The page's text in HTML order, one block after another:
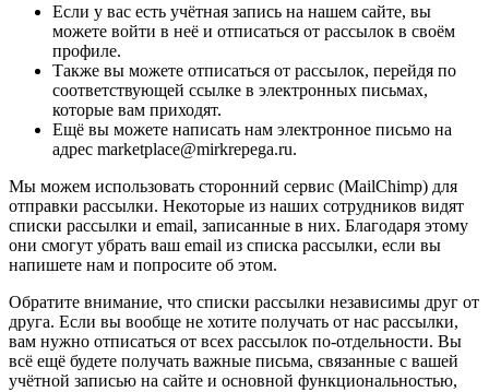
Если у вас есть учётная запись на нашем сайте, вы
можете войти в неё и отписаться от рассылок в своём
профиле.
Также вы можете отписаться от рассылок, перейдя по
соответствующей ссылке в электронных письмах,
которые вам приходят.
Ещё вы можете написать нам электронное письмо на
адрес marketplace@mirkrepega.ru.
Мы можем использовать сторонний сервис (MailChimp) для
отправки рассылки. Некоторые из наших сотрудников видят
списки рассылки и email, записанные в них. Благодаря этому
они смогут убрать ваш email из списка рассылки, если вы
напишете нам и попросите об этом.
Обратите внимание, что списки рассылки независимы друг от
друга. Если вы вообще не хотите получать от нас рассылки,
вам нужно отписаться от всех рассылок по-отдельности. Вы
всё ещё будете получать важные письма, связанные с вашей
учётной записью на сайте и основной функциональностью,